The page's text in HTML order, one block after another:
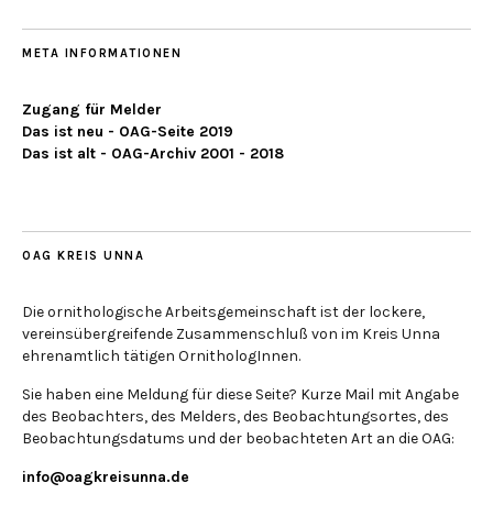
META INFORMATIONEN
Zugang für Melder
Das ist neu - OAG-Seite 2019
Das ist alt - OAG-Archiv 2001 - 2018
OAG KREIS UNNA
Die ornithologische Arbeitsgemeinschaft ist der lockere,
vereinsübergreifende Zusammenschluß von im Kreis Unna
ehrenamtlich tätigen OrnithologInnen.
Sie haben eine Meldung für diese Seite? Kurze Mail mit Angabe
des Beobachters, des Melders, des Beobachtungsortes, des
Beobachtungsdatums und der beobachteten Art an die OAG:
info@oagkreisunna.de